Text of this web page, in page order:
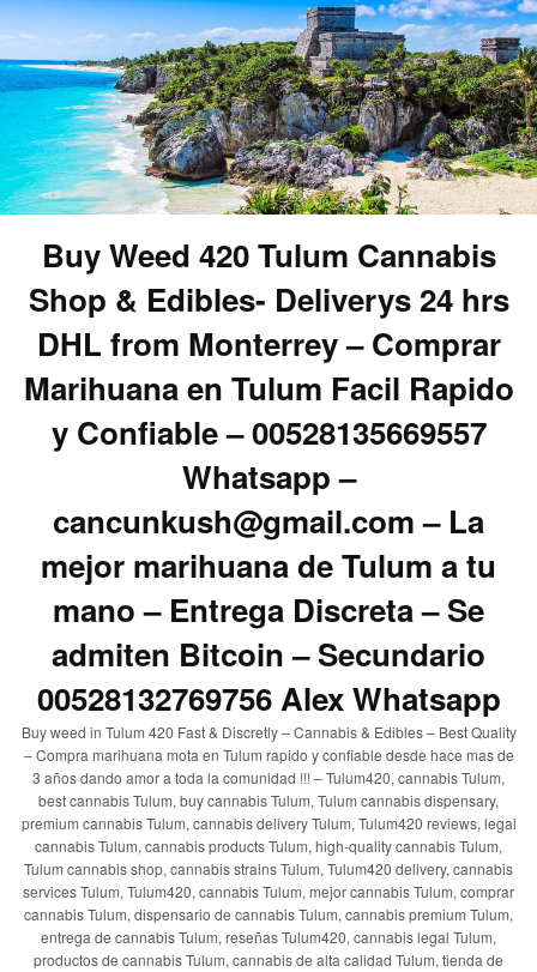
Buy Weed 420 Tulum Cannabis
Shop & Edibles- Deliverys 24 hrs
DHL from Monterrey – Comprar
Marihuana en Tulum Facil Rapido
y Confiable – 00528135669557
Whatsapp –
cancunkush@gmail.com – La
mejor marihuana de Tulum a tu
mano – Entrega Discreta – Se
admiten Bitcoin – Secundario
00528132769756 Alex Whatsapp
Buy weed in Tulum 420 Fast & Discretly – Cannabis & Edibles – Best Quality
– Compra marihuana mota en Tulum rapido y confiable desde hace mas de
3 años dando amor a toda la comunidad !!! – Tulum420, cannabis Tulum,
best cannabis Tulum, buy cannabis Tulum, Tulum cannabis dispensary,
premium cannabis Tulum, cannabis delivery Tulum, Tulum420 reviews, legal
cannabis Tulum, cannabis products Tulum, high-quality cannabis Tulum,
Tulum cannabis shop, cannabis strains Tulum, Tulum420 delivery, cannabis
services Tulum, Tulum420, cannabis Tulum, mejor cannabis Tulum, comprar
cannabis Tulum, dispensario de cannabis Tulum, cannabis premium Tulum,
entrega de cannabis Tulum, reseñas Tulum420, cannabis legal Tulum,
productos de cannabis Tulum, cannabis de alta calidad Tulum, tienda de